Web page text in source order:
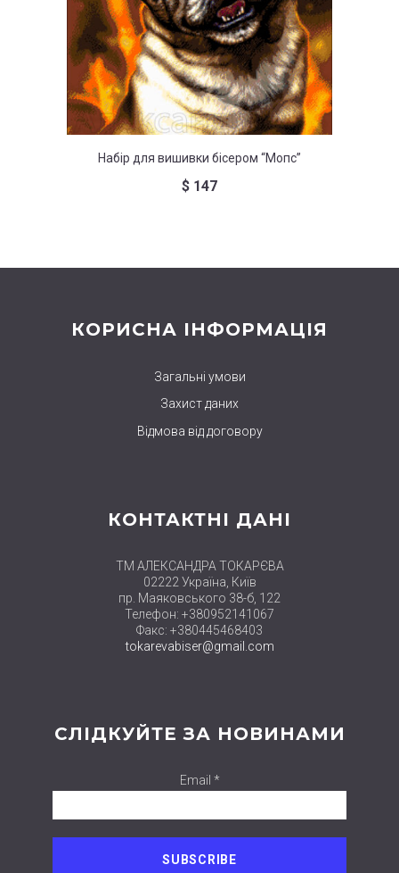
Набір для вишивки бісером “Мопс”
$ 147
КОРИСНА ІНФОРМАЦІЯ
Загальні умови
Захист даних
Відмова від договору
КОНТАКТНІ ДАНІ
ТМ АЛЕКСАНДРА ТОКАРЄВА
02222 Україна, Київ
пр. Маяковського 38-б, 122
Телефон: +380952141067
Факс: +380445468403
tokarevabiser@gmail.com
СЛІДКУЙТЕ ЗА НОВИНАМИ
Email *